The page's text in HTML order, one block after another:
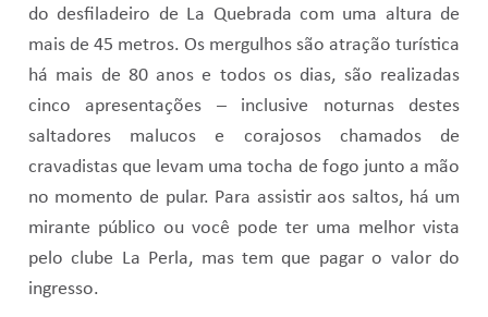
do desfiladeiro de La Quebrada com uma altura de
mais de 45 metros. Os mergulhos são atração turística
há mais de 80 anos e todos os dias, são realizadas
cinco apresentações – inclusive noturnas destes
saltadores malucos e corajosos chamados de
cravadistas que levam uma tocha de fogo junto a mão
no momento de pular. Para assistir aos saltos, há um
mirante público ou você pode ter uma melhor vista
pelo clube La Perla, mas tem que pagar o valor do
ingresso.